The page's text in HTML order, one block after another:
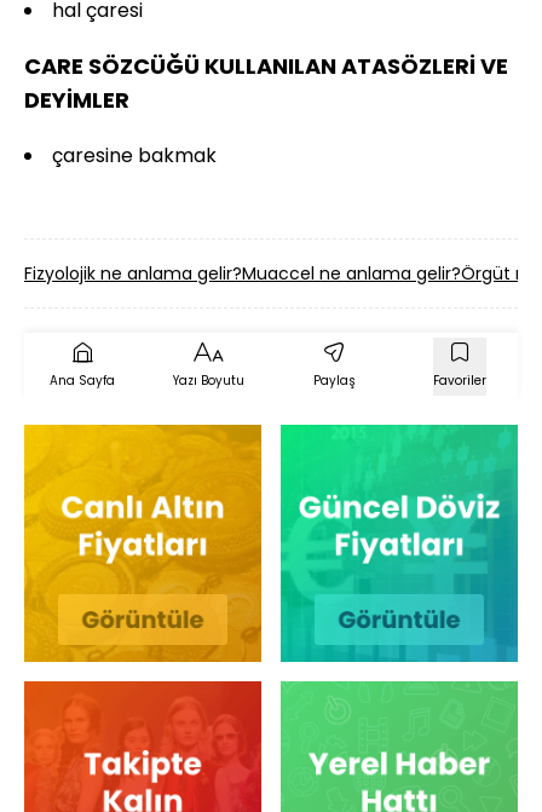
hal çaresi
CARE SÖZCÜĞÜ KULLANILAN ATASÖZLERİ VE
DEYİMLER
çaresine bakmak
Fizyolojik ne anlama gelir?Muaccel ne anlama gelir?Örgüt ne
Ana Sayfa Yazı Boyutu Paylaş Favoriler